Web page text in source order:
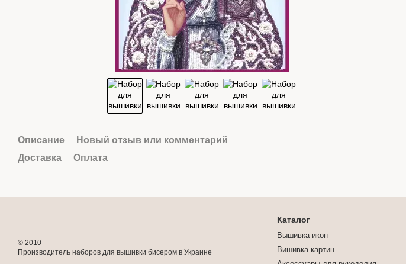
Описание
Новый отзыв или комментарий
Доставка
Оплата
© 2010
Производитель наборов для вышивки бисером в Украине
Каталог
Вышивка икон
Вишивка картин